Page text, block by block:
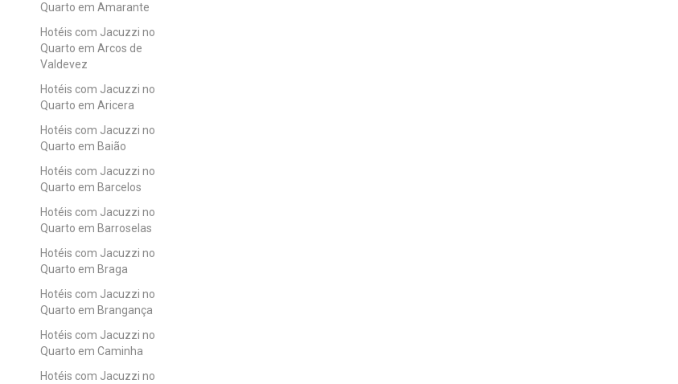
Quarto em Amarante
Hotéis com Jacuzzi no
Quarto em Arcos de
Valdevez
Hotéis com Jacuzzi no
Quarto em Aricera
Hotéis com Jacuzzi no
Quarto em Baião
Hotéis com Jacuzzi no
Quarto em Barcelos
Hotéis com Jacuzzi no
Quarto em Barroselas
Hotéis com Jacuzzi no
Quarto em Braga
Hotéis com Jacuzzi no
Quarto em Brangança
Hotéis com Jacuzzi no
Quarto em Caminha
Hotéis com Jacuzzi no